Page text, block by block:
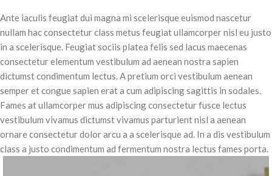
Ante iaculis feugiat dui magna mi scelerisque euismod nascetur
nullam hac consectetur class metus feugiat ullamcorper nisl eu justo
in a scelerisque. Feugiat sociis platea felis sed lacus maecenas
consectetur elementum vestibulum ad aenean nostra sapien
dictumst condimentum lectus. A pretium orci vestibulum aenean
semper et congue sapien erat a cum adipiscing sagittis in sodales.
Fames at ullamcorper mus adipiscing consectetur fusce lectus
vestibulum vivamus dictumst vivamus parturient nisl a aenean
ornare consectetur dolor arcu a a scelerisque ad. In a dis vestibulum
class a justo condimentum ad fermentum nostra lectus fames porta.